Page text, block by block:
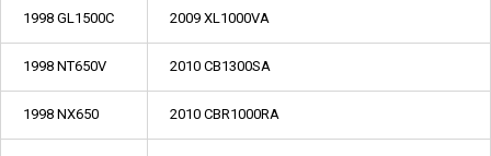
1998 GL1500C 2009 XL1000VA
1998 NT650V 2010 CB1300SA
1998 NX650 2010 CBR1000RA